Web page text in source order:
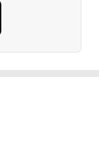
コンテンツ作成
エンジニアのた
リーズ
(16GB) 7イ